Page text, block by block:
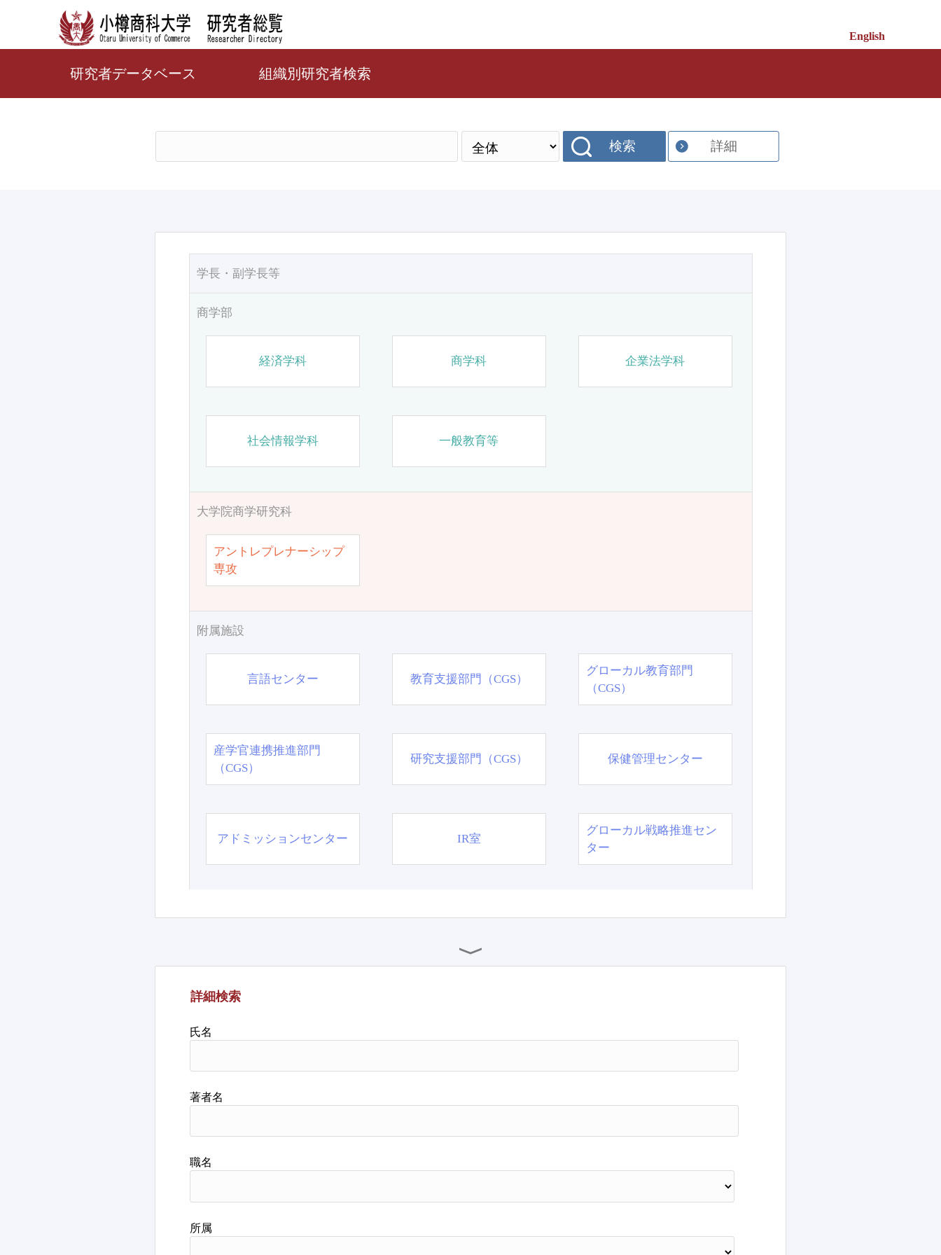
English
研究者データベース 組織別研究者検索
検索 詳細
学長・副学長等
商学部
経済学科 商学科 企業法学科
社会情報学科 一般教育等
大学院商学研究科
アントレプレナーシップ
専攻
附属施設
言語センター 教育支援部門（CGS）
グローカル教育部門
（CGS）
産学官連携推進部門
（CGS）
研究支援部門（CGS） 保健管理センター
アドミッションセンター IR室
グローカル戦略推進セン
ター
詳細検索
氏名
著者名
職名
所属